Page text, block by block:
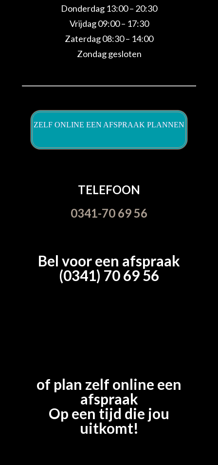
Donderdag 13:00 – 20:30
Vrijdag 09:00 – 17:30
Zaterdag 08:30 – 14:00
Zondag gesloten
ZELF ONLINE EEN AFSPRAAK PLANNEN
TELEFOON
0341-70 69 56
Bel voor een afspraak
(0341) 70 69 56
of plan zelf online een
afspraak
Op een tijd die jou
uitkomt!